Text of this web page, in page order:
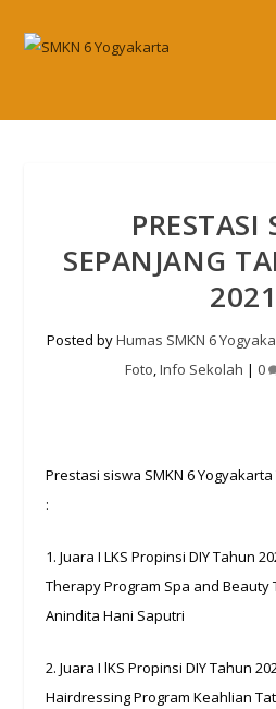
PRESTASI
SEPANJANG
2021
Posted byHumas SMKN 6
Foto,Info Sekolah | 0
Prestasi siswa SMKN 6
:
1. Juara I LKS Propinsi DIY Tahun
Therapy Program Spa and Beauty
Anindita Hani Saputri
2. Juara I lKS Propinsi DIY Tahun
Hairdressing Program Keahlian